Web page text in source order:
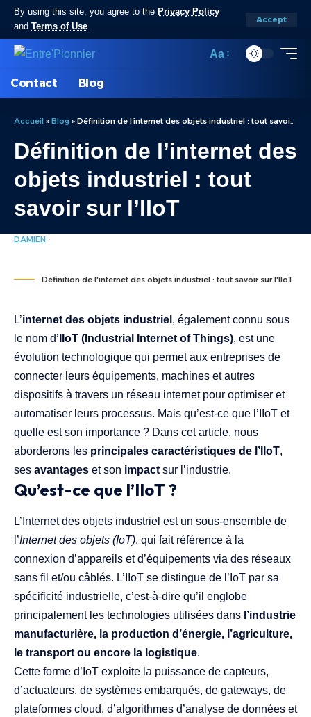
By using this site, you agree to the Privacy Policy
and Terms of Use.
Accept
Aa
Contact Blog
Accueil » Blog » Définition de l’internet des objets industriel : tout savoir sur l’IIoT
Définition de l’internet des
objets industriel : tout
savoir sur l’IIoT
DAMIEN
Définition de l'internet des objets industriel : tout savoir sur l'IIoT
L’internet des objets industriel , également connu sous
le nom d’ IIoT (Industrial Internet of Things), est une
évolution technologique qui permet aux entreprises de
connecter leurs équipements, machines et autres
dispositifs à travers un réseau internet pour optimiser et
automatiser leurs processus. Mais qu’est-ce que l’IIoT et
quelle est son importance ? Dans cet article, nous
aborderons les principales caractéristiques de l’IIoT,
ses avantages et son impact sur l’industrie.
Qu’est-ce que l’IIoT ?
L’Internet des objets industriel est un sous-ensemble de
l’Internet des objets (IoT), qui fait référence à la
connexion d’appareils et d’équipements via des réseaux
sans fil et/ou câblés. L’IIoT se distingue de l’IoT par sa
spécificité industrielle, c’est-à-dire qu’il englobe
principalement les technologies utilisées dans l’industrie
manufacturière, la production d’énergie, l’agriculture,
le transport ou encore la logistique.
Cette forme d’IoT exploite la puissance de capteurs,
d’actuateurs, de systèmes embarqués, de gateways, de
plateformes cloud, d’algorithmes d’analyse de données et